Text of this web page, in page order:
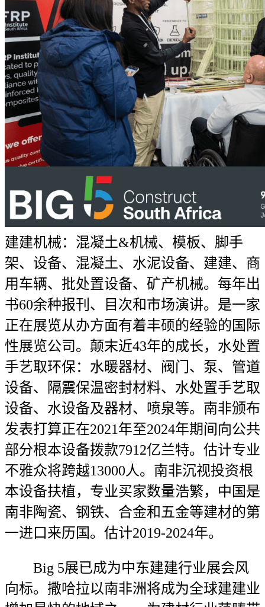
建建机械：混凝土&机械、模板、脚手
架、设备、混凝土、水泥设备、建建、商
用车辆、批处置设备、矿产机械。每年出
书60余种报刊、目次和市场演讲。是一家
正在展览从办方面有着丰硕的经验的国际
性展览公司。颠末近43年的成长，水处置
手艺取环保：水暖器材、阀门、泵、管道
设备、隔震保温密封材料、水处置手艺取
设备、水设备及器材、喷泉等。南非颁布
发表打算正在2021年至2024年期间向公共
部分根本设备拨款7912亿兰特。估计专业
不雅众将跨越13000人。南非沉视投资根
本设备扶植，专业买家数量浩繁，中国是
南非陶瓷、钢铁、合金和五金等建材的第
一进口来历国。估计2019-2024年。
Big 5展已成为中东建建行业展会风
向标。撒哈拉以南非洲将成为全球建建业